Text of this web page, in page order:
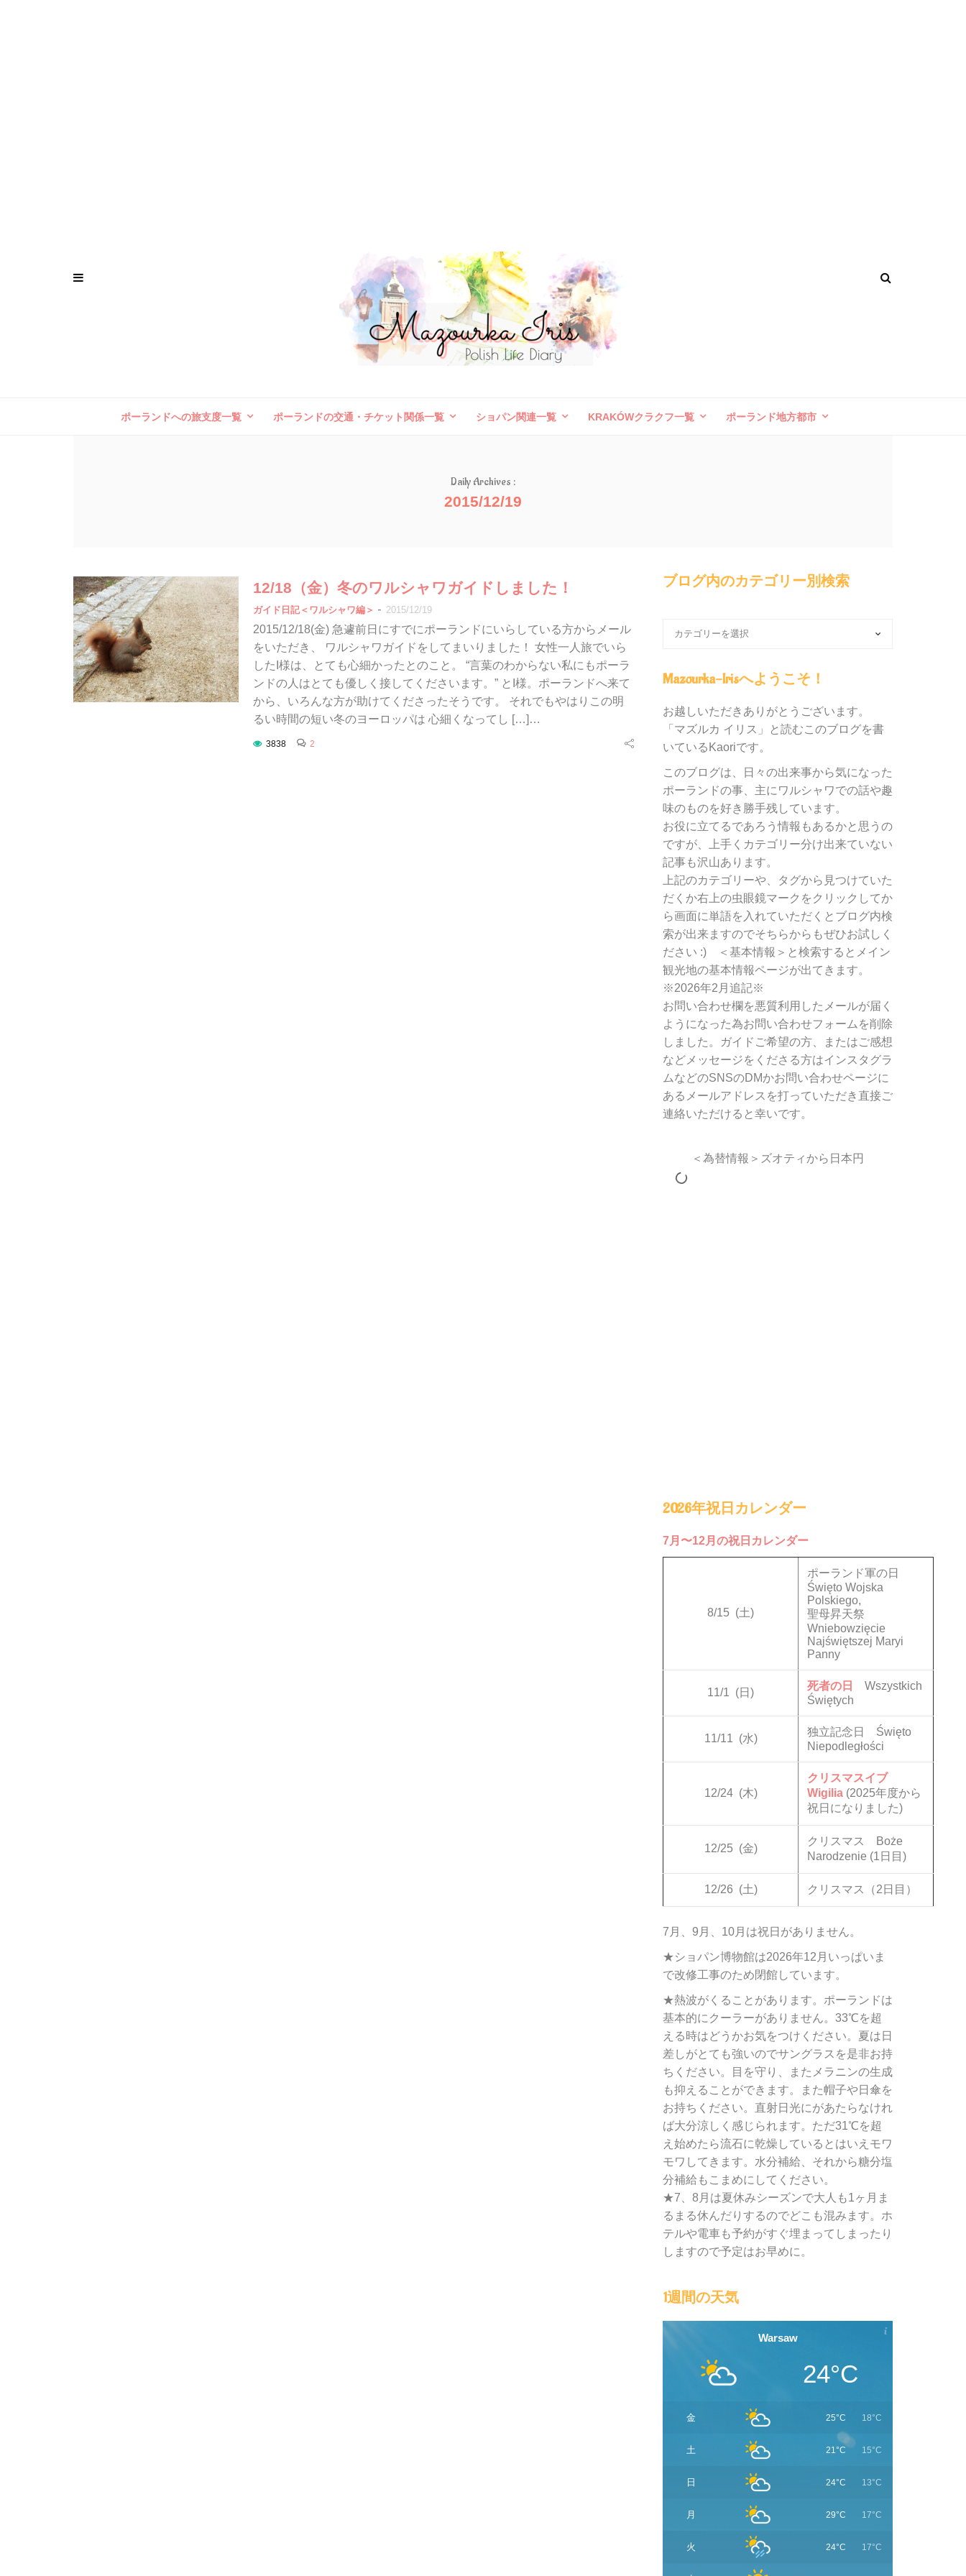
ポーランドへの旅支度一覧 ポーランドの交通・チケット関係一覧 ショパン関連一覧 KRAKÓWクラクフ一覧 ポーランド地方都市
Daily Archives :
2015/12/19
12/18（金）冬のワルシャワガイドしました！
ガイド日記＜ワルシャワ編＞ - 2015/12/19
2015/12/18(金) 急遽前日にすでにポーランドにいらしている方からメール
をいただき、 ワルシャワガイドをしてまいりました！ 女性一人旅でいら
したI様は、とても心細かったとのこと。 “言葉のわからない私にもポーラ
ンドの人はとても優しく接してくださいます。” とI様。ポーランドへ来て
から、いろんな方が助けてくださったそうです。 それでもやはりこの明
るい時間の短い冬のヨーロッパは 心細くなってし […]…
3838 2
ブログ内のカテゴリー別検索
内
の
テ
ゴ
リ
別
検
索
Mazourka-Irisへようこそ！
お越しいただきありがとうございます。
「マズルカ イリス」と読むこのブログを書
いているKaoriです。
このブログは、日々の出来事から気になった
ポーランドの事、主にワルシャワでの話や趣
味のものを好き勝手残しています。
お役に立てるであろう情報もあるかと思うの
ですが、上手くカテゴリー分け出来ていない
記事も沢山あります。
上記のカテゴリーや、タグから見つけていた
だくか右上の虫眼鏡マークをクリックしてか
ら画面に単語を入れていただくとブログ内検
索が出来ますのでそちらからもぜひお試しく
ださい :) ＜基本情報＞と検索するとメイン
観光地の基本情報ページが出てきます。
※2026年2月追記※
お問い合わせ欄を悪質利用したメールが届く
ようになった為お問い合わせフォームを削除
しました。ガイドご希望の方、またはご感想
などメッセージをくださる方はインスタグラ
ムなどのSNSのDMかお問い合わせページに
あるメールアドレスを打っていただき直接ご
連絡いただけると幸いです。
＜為替情報＞ズオティから日本円
2026年祝日カレンダー
7月〜12月の祝日カレンダー
8/15 (土)
ポーランド軍の日
Święto Wojska
Polskiego,
聖母昇天祭
Wniebowzięcie
Najświętszej Maryi
Panny
11/1 (日)
死者の日
Wszystkich
Świętych
11/11 (水)
独立記念日 Święto
Niepodległości
12/24 (木)
クリスマスイブ
Wigilia (2025年度から
祝日になりました)
12/25 (金)
クリスマス Boże
Narodzenie (1日目)
12/26 (土) クリスマス（2日目）
7月、9月、10月は祝日がありません。
★ショパン博物館は2026年12月いっぱいま
で改修工事のため閉館しています。
★熱波がくることがあります。ポーランドは
基本的にクーラーがありません。33℃を超
える時はどうかお気をつけください。夏は日
差しがとても強いのでサングラスを是非お持
ちください。目を守り、またメラニンの生成
も抑えることができます。また帽子や日傘を
お持ちください。直射日光にがあたらなけれ
ば大分涼しく感じられます。ただ31℃を超
え始めたら流石に乾燥しているとはいえモワ
モワしてきます。水分補給、それから糖分塩
分補給もこまめにしてください。
★7、8月は夏休みシーズンで大人も1ヶ月ま
るまる休んだりするのでどこも混みます。ホ
テルや電車も予約がすぐ埋まってしまったり
しますので予定はお早めに。
1週間の天気
Warsaw
24°C
金 25°C 18°C
土 21°C 15°C
日 24°C 13°C
月 29°C 17°C
火 24°C 17°C